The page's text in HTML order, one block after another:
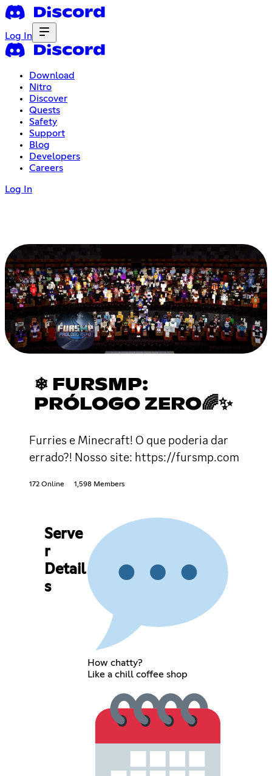
Log In
Download
Nitro
Discover
Quests
Safety
Support
Blog
Developers
Careers
Log In
❄ FURSMP:
PRÓLOGO ZERO🌈✨
Furries e Minecraft! O que poderia dar
errado?! Nosso site: https://fursmp.com
172 Online 1,598 Members
Serve
r
Detail
s
How chatty?
Like a chill coffee shop